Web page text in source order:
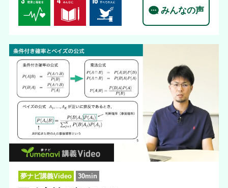
みんなの声
夢ナビ講義Video 30min